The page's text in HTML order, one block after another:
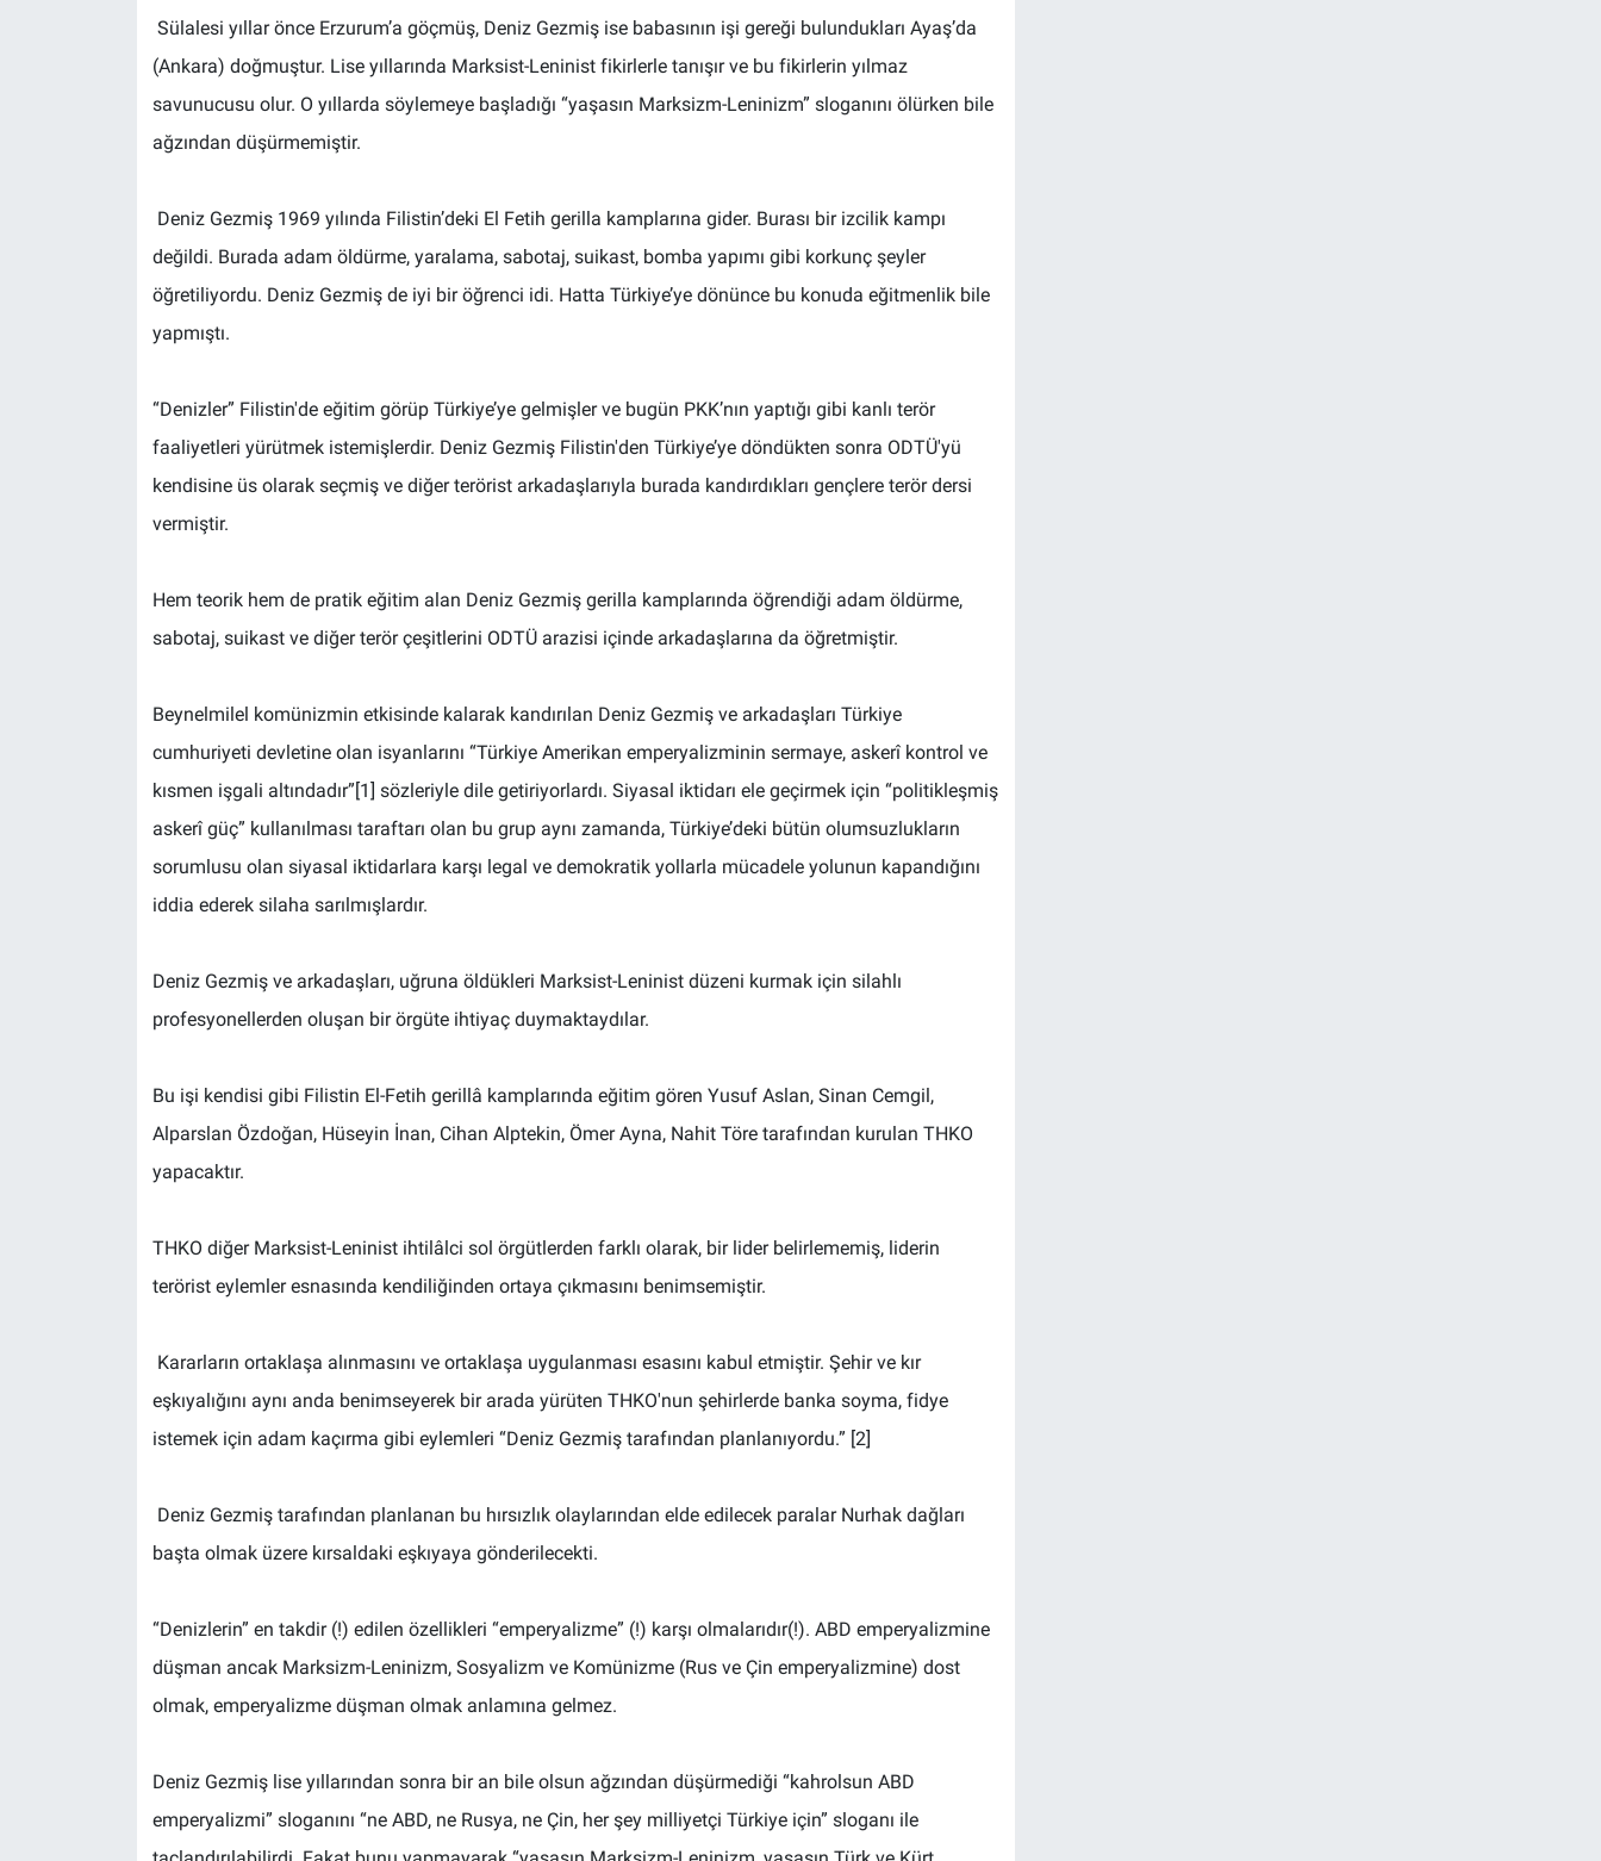
Sülalesi yıllar önce Erzurum’a göçmüş, Deniz Gezmiş ise babasının işi gereği bulundukları Ayaş’da
(Ankara) doğmuştur. Lise yıllarında Marksist-Leninist fikirlerle tanışır ve bu fikirlerin yılmaz
savunucusu olur. O yıllarda söylemeye başladığı “yaşasın Marksizm-Leninizm” sloganını ölürken bile
ağzından düşürmemiştir.
Deniz Gezmiş 1969 yılında Filistin’deki El Fetih gerilla kamplarına gider. Burası bir izcilik kampı
değildi. Burada adam öldürme, yaralama, sabotaj, suikast, bomba yapımı gibi korkunç şeyler
öğretiliyordu. Deniz Gezmiş de iyi bir öğrenci idi. Hatta Türkiye’ye dönünce bu konuda eğitmenlik bile
yapmıştı.
“Denizler” Filistin'de eğitim görüp Türkiye’ye gelmişler ve bugün PKK’nın yaptığı gibi kanlı terör
faaliyetleri yürütmek istemişlerdir. Deniz Gezmiş Filistin'den Türkiye’ye döndükten sonra ODTÜ'yü
kendisine üs olarak seçmiş ve diğer terörist arkadaşlarıyla burada kandırdıkları gençlere terör dersi
vermiştir.
Hem teorik hem de pratik eğitim alan Deniz Gezmiş gerilla kamplarında öğrendiği adam öldürme,
sabotaj, suikast ve diğer terör çeşitlerini ODTÜ arazisi içinde arkadaşlarına da öğretmiştir.
Beynelmilel komünizmin etkisinde kalarak kandırılan Deniz Gezmiş ve arkadaşları Türkiye
cumhuriyeti devletine olan isyanlarını “Türkiye Amerikan emperyalizminin sermaye, askerî kontrol ve
kısmen işgali altındadır”[1] sözleriyle dile getiriyorlardı. Siyasal iktidarı ele geçirmek için “politikleşmiş
askerî güç” kullanılması taraftarı olan bu grup aynı zamanda, Türkiye’deki bütün olumsuzlukların
sorumlusu olan siyasal iktidarlara karşı legal ve demokratik yollarla mücadele yolunun kapandığını
iddia ederek silaha sarılmışlardır.
Deniz Gezmiş ve arkadaşları, uğruna öldükleri Marksist-Leninist düzeni kurmak için silahlı
profesyonellerden oluşan bir örgüte ihtiyaç duymaktaydılar.
Bu işi kendisi gibi Filistin El-Fetih gerillâ kamplarında eğitim gören Yusuf Aslan, Sinan Cemgil,
Alparslan Özdoğan, Hüseyin İnan, Cihan Alptekin, Ömer Ayna, Nahit Töre tarafından kurulan THKO
yapacaktır.
THKO diğer Marksist-Leninist ihtilâlci sol örgütlerden farklı olarak, bir lider belirlememiş, liderin
terörist eylemler esnasında kendiliğinden ortaya çıkmasını benimsemiştir.
Kararların ortaklaşa alınmasını ve ortaklaşa uygulanması esasını kabul etmiştir. Şehir ve kır
eşkıyalığını aynı anda benimseyerek bir arada yürüten THKO'nun şehirlerde banka soyma, fidye
istemek için adam kaçırma gibi eylemleri “Deniz Gezmiş tarafından planlanıyordu.” [2]
Deniz Gezmiş tarafından planlanan bu hırsızlık olaylarından elde edilecek paralar Nurhak dağları
başta olmak üzere kırsaldaki eşkıyaya gönderilecekti.
“Denizlerin” en takdir (!) edilen özellikleri “emperyalizme” (!) karşı olmalarıdır(!). ABD emperyalizmine
düşman ancak Marksizm-Leninizm, Sosyalizm ve Komünizme (Rus ve Çin emperyalizmine) dost
olmak, emperyalizme düşman olmak anlamına gelmez.
Deniz Gezmiş lise yıllarından sonra bir an bile olsun ağzından düşürmediği “kahrolsun ABD
emperyalizmi” sloganını “ne ABD, ne Rusya, ne Çin, her şey milliyetçi Türkiye için” sloganı ile